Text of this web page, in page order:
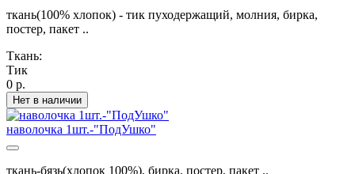
ткань(100% хлопок) - тик пуходержащий, молния, бирка,
постер, пакет ..
Ткань:
Тик
0 р.
Нет в наличии
наволочка 1шт.-"ПодУшко"
ткань-бязь(хлопок 100%), бирка, постер, пакет ..